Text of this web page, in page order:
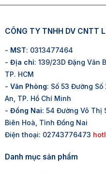
CÔNG TY TNHH DV CNTT
- MST: 0313477464
- Địa chỉ: 139/23D Đặng Văn
TP. HCM
- Văn Phòng: Số 53 Đường Số
An, TP. Hồ Chí Minh
- Đồng Nai: 54 Đường Võ Thị
Biên Hoà, Tình Đồng Nai
Điện thoại: 02743776473
Danh mục sản phẩm